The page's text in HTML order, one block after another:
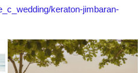
keraton-jimbaran-